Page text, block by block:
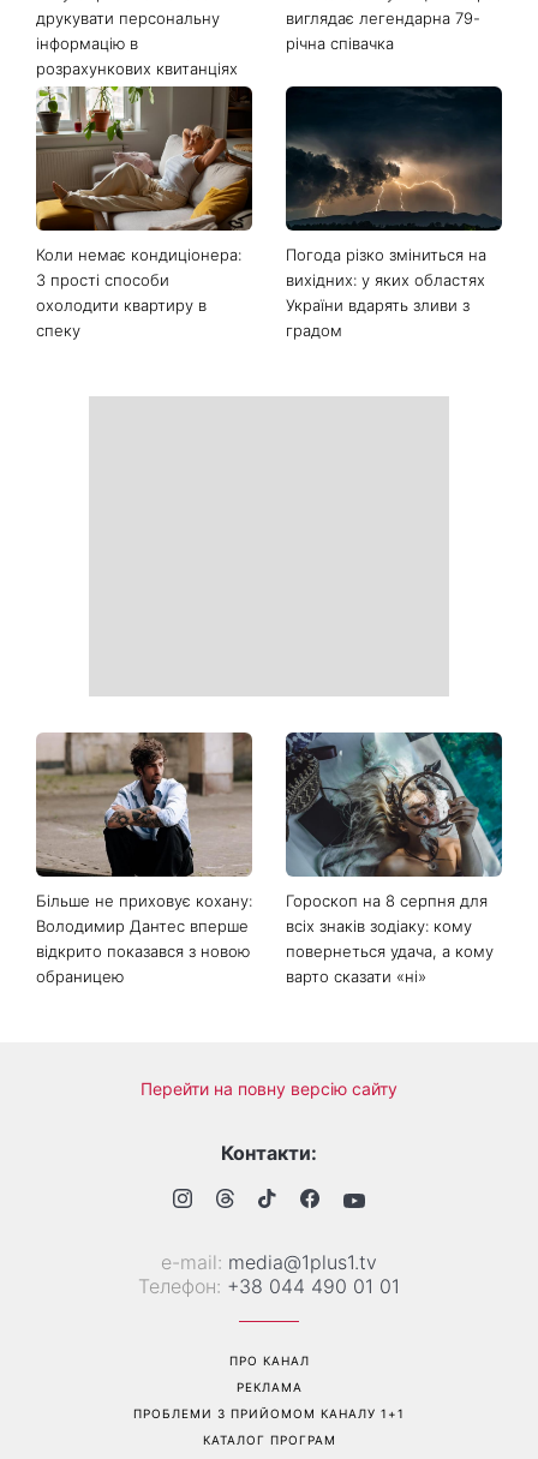
друкувати персональну
інформацію в
розрахункових квитанціях
виглядає легендарна 79-
річна співачка
Коли немає кондиціонера:
3 прості способи
охолодити квартиру в
спеку
Погода різко зміниться на
вихідних: у яких областях
України вдарять зливи з
градом
Більше не приховує кохану:
Володимир Дантес вперше
відкрито показався з новою
обраницею
Гороскоп на 8 серпня для
всіх знаків зодіаку: кому
повернеться удача, а кому
варто сказати «ні»
Перейти на повну версію сайту
Контакти:
е-mail: media@1plus1.tv
Телефон: +38 044 490 01 01
ПРО КАНАЛ
РЕКЛАМА
ПРОБЛЕМИ З ПРИЙОМОМ КАНАЛУ 1+1
КАТАЛОГ ПРОГРАМ